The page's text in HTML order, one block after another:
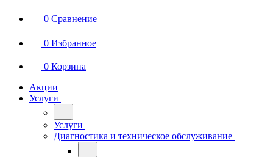
0 Сравнение
0 Избранное
0 Корзина
Акции
Услуги
Услуги
Диагностика и техническое обслуживание